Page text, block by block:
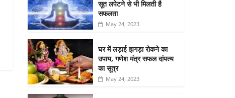
सूत लपेटने से भी मिलती है
सफलता
May 24, 2023
घर में लड़ाई झगड़ा रोकने का
उपाय, गणेश मंत्र सफल दांपत्य
का सूत्र
May 24, 2023